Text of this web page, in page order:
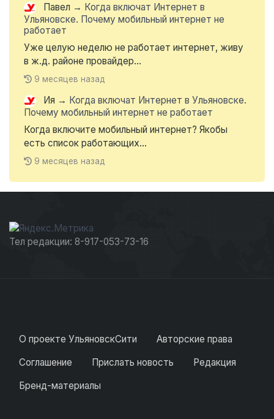
Павел → Когда включат Интернет в
Ульяновске. Почему мобильный интернет не
работает
Уже целую неделю не работает интернет, живу
в ж.д. районе провайдер...
9 месяцев назад
Ия → Когда включат Интернет в Ульяновске.
Почему мобильный интернет не работает
Когда включите мобильный интернет? Якобы
есть список работающих...
9 месяцев назад
Тел редакции: 8-917-053-73-16
О проекте УльяновскСити
Авторские права
Соглашение
Прислать новость
Редакция
Бренд-материалы